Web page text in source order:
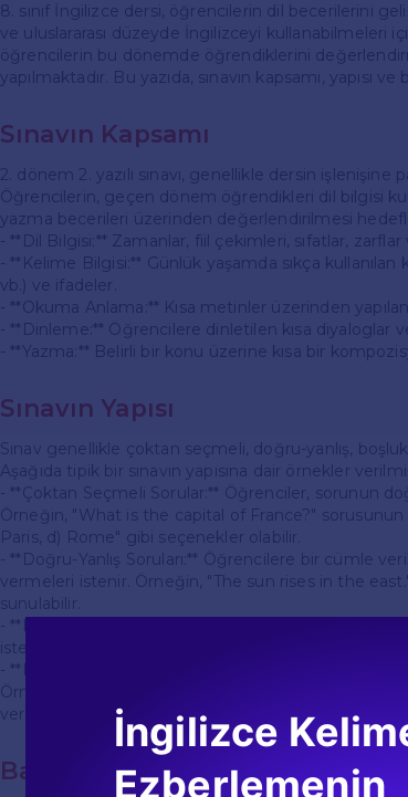
8. sınıf İngilizce dersi, öğrencilerin dil becerilerini
ve uluslararası düzeyde İngilizceyi kullanabilmeleri
öğrencilerin bu dönemde öğrendiklerini
yapılmaktadır. Bu yazıda, sınavın kapsamı, yapısı
Sınavın Kapsamı
2. dönem 2. yazılı sınavı, genellikle dersin
Öğrencilerin, geçen dönem öğrendikleri dil bilgisi
yazma becerileri üzerinden değerlendirilmesi
- **Dil Bilgisi:** Zamanlar, fiil çekimleri, sıfatlar,
- **Kelime Bilgisi:** Günlük yaşamda sıkça
vb.) ve ifadeler.
- **Okuma Anlama:** Kısa metinler üzerinden
- **Dinleme:** Öğrencilere dinletilen kısa diyaloglar
- **Yazma:** Belirli bir konu üzerine kısa bir
Sınavın Yapısı
Sınav genellikle çoktan seçmeli, doğru-yanlış,
Aşağıda tipik bir sınavın yapısına dair örnekler
- **Çoktan Seçmeli Sorular:** Öğrenciler, sorunun
Örneğin, "What is the capital of France?" sorusunun
Paris, d) Rome" gibi seçenekler olabilir.
- **Doğru-Yanlış Soruları:** Öğrencilere bir cümle
vermeleri istenir. Örneğin, "The sun rises in the
sunulabilir.
- **Boşluk Doldurma:** Verilen cümlelerde boş
istenir. Bu, kelime bilgisini uygulamalı olarak test
- **Kısa Cevaplı Sorular:** Öğrencilerden belirli bir
Örneğin, "What do you like to do in your free time?"
verebilirler.
Başarı İçin Hazırlık Önerileri
İngilizce
Ezberlemenin